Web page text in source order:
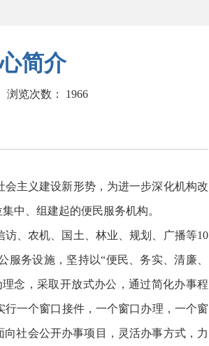
简介
浏览次数： 1966
主义建设新形势，为进一步深化机构改
中、组建起的便民服务机构。
、农机、国土、林业、规划、广播等10
务设施，坚持以“便民、务实、清廉、
念，采取开放式办公，通过简化办事程
一个窗口接件，一个窗口办理，一个窗
社会公开办事项目，灵活办事方式，力